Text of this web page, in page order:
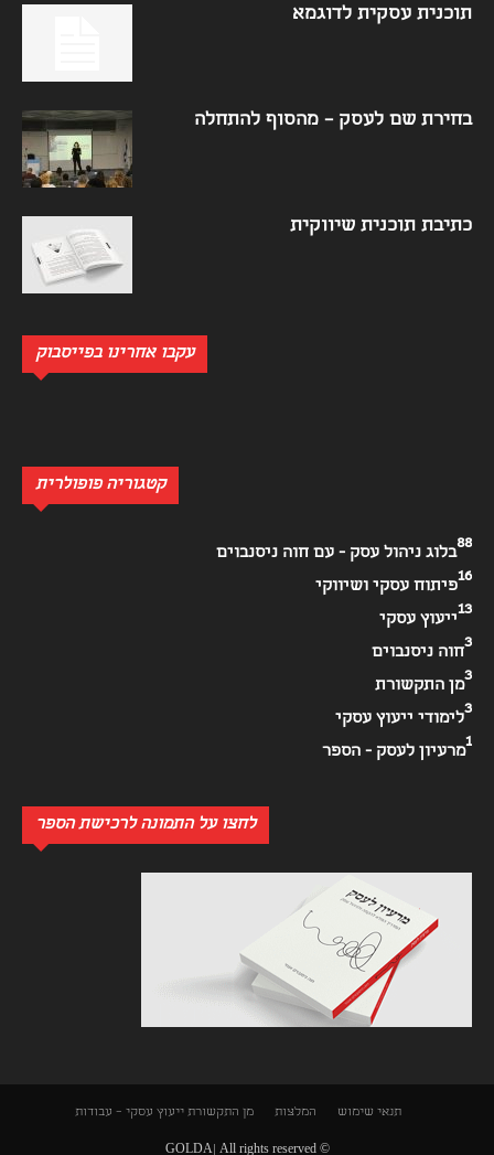
תוכנית עסקית לדוגמא
בחירת שם לעסק – מהסוף להתחלה
כתיבת תוכנית שיווקית
עקבו אחרינו בפייסבוק
קטגוריה פופולרית
בלוג ניהול עסק - עם חוה ניסנבוים
88
פיתוח עסקי ושיווקי
16
ייעוץ עסקי
13
חוה ניסנבוים
3
מן התקשורת
3
לימודי ייעוץ עסקי
3
מרעיון לעסק - הספר
1
לחצו על התמונה לרכישת הספר
תנאי שימוש המלצות מן התקשורת ייעוץ עסקי – עבודות
© GOLDA| All rights reserved